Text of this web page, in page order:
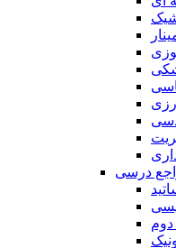
شیک
درسی